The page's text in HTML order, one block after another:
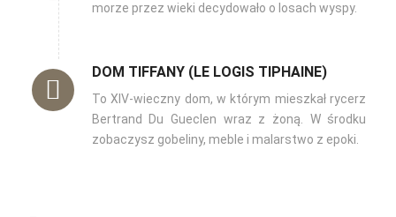
morze przez wieki decydowało o losach wyspy.
DOM TIFFANY (LE LOGIS TIPHAINE)
To XIV-wieczny dom, w którym mieszkał rycerz
Bertrand Du Gueclen wraz z żoną. W środku
zobaczysz gobeliny, meble i malarstwo z epoki.